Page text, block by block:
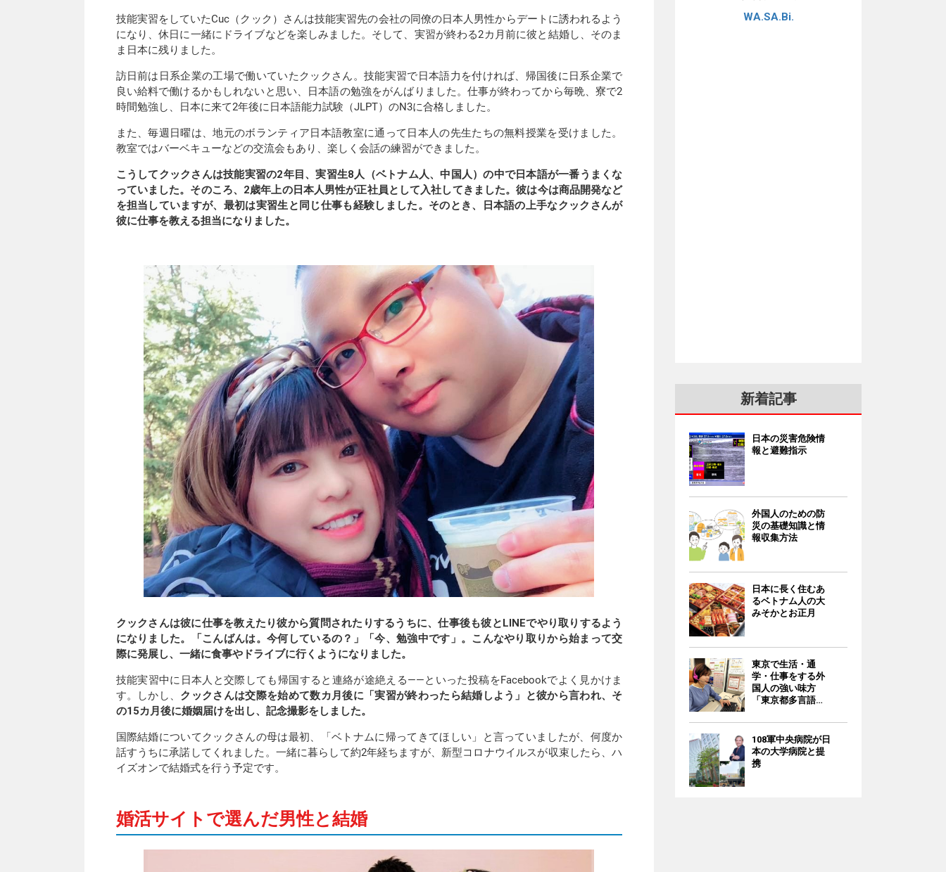
技能実習をしていたCuc（クック）さんは技能実習先の会社の同僚の日本人男性からデートに誘われるよう
になり、休日に一緒にドライブなどを楽しみました。そして、実習が終わる2カ月前に彼と結婚し、そのま
ま日本に残りました。
訪日前は日系企業の工場で働いていたクックさん。技能実習で日本語力を付ければ、帰国後に日系企業で
良い給料で働けるかもしれないと思い、日本語の勉強をがんばりました。仕事が終わってから毎晩、寮で2
時間勉強し、日本に来て2年後に日本語能力試験（JLPT）のN3に合格しました。
また、毎週日曜は、地元のボランティア日本語教室に通って日本人の先生たちの無料授業を受けました。
教室ではバーベキューなどの交流会もあり、楽しく会話の練習ができました。
こうしてクックさんは技能実習の2年目、実習生8人（ベトナム人、中国人）の中で日本語が一番うまくな
っていました。そのころ、2歳年上の日本人男性が正社員として入社してきました。彼は今は商品開発など
を担当していますが、最初は実習生と同じ仕事も経験しました。そのとき、日本語の上手なクックさんが
彼に仕事を教える担当になりました。
クックさんは彼に仕事を教えたり彼から質問されたりするうちに、仕事後も彼とLINEでやり取りするよう
になりました。「こんばんは。今何しているの？」「今、勉強中です」。こんなやり取りから始まって交
際に発展し、一緒に食事やドライブに行くようになりました。
技能実習中に日本人と交際しても帰国すると連絡が途絶える――といった投稿をFacebookでよく見かけま
す。しかし、 クックさんは交際を始めて数カ月後に「実習が終わったら結婚しよう」と彼から言われ、そ
の15カ月後に婚姻届けを出し、記念撮影をしました。
国際結婚についてクックさんの母は最初、「ベトナムに帰ってきてほしい」と言っていましたが、何度か
話すうちに承諾してくれました。一緒に暮らして約2年経ちますが、新型コロナウイルスが収束したら、ハ
イズオンで結婚式を行う予定です。
婚活サイトで選んだ男性と結婚
WA.SA.Bi.
新着記事
日本の災害危険情
報と避難指示
外国人のための防
災の基礎知識と情
報収集方法
日本に長く住むあ
るベトナム人の大
みそかとお正月
東京で生活・通
学・仕事をする外
国人の強い味方
「東京都多言語相
108軍中央病院が日
本の大学病院と提
携